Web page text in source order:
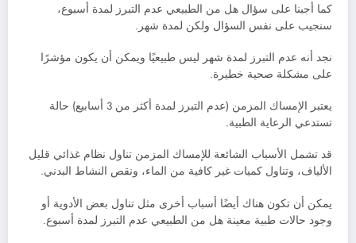
كما أجبنا على سؤال هل من الطبيعي عدم التبرز لمدة أسبوع،
سنجيب على نفس السؤال ولكن لمدة شهر.
نجد أنه عدم التبرز لمدة شهر ليس طبيعيًا ويمكن أن يكون مؤشرًا
على مشكلة صحية خطيرة.
يعتبر الإمساك المزمن (عدم التبرز لمدة أكثر من 3 أسابيع) حالة
تستدعي الرعاية الطبية.
قد تشمل الأسباب الشائعة للإمساك المزمن تناول نظام غذائي قليل
الألياف، وتناول كميات غير كافية من الماء، ونقص النشاط البدني.
يمكن أن تكون هناك أيضًا أسباب أخرى مثل تناول بعض الأدوية أو
وجود حالات طبية معينة هل من الطبيعي عدم التبرز لمدة أسبوع.